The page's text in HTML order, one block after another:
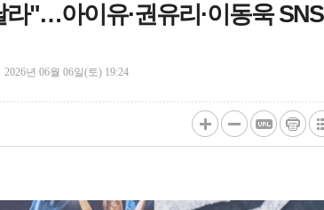
"…아이유·권유리·이동욱 SNS
2026년 06월 06일(토) 19:24